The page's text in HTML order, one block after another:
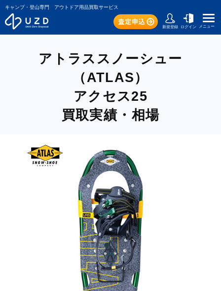
キャンプ・登山専門 アウトドア用品買取サービス
新規登録 ログイン メニュー
アトラススノーシュー
（ATLAS）
アクセス25
買取実績・相場